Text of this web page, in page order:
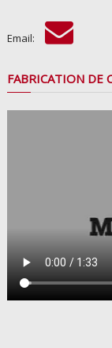
Email:
FABRICATION DE